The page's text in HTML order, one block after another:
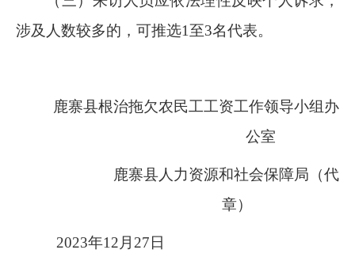
涉及人数较多的，可推选1至3名代表。
鹿寨县根治拖欠农民工工资工作领导小组办
公室
鹿寨县人力资源和社会保障局（代
章）
2023年12月 27 日